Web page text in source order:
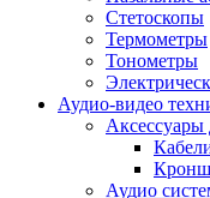
Стетоскопы
Термометры
Тонометры
Аудио-видео
Аксессуары
Аудио